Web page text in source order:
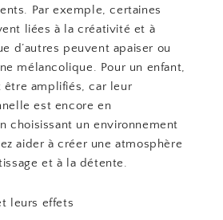
Par exemple, certaines
liées à la créativité et à
d’autres peuvent apaiser ou
mélancolique. Pour un enfant,
amplifiés, car leur
est encore en
choisissant un environnement
aider à créer une atmosphère
et à la détente.
leurs effets